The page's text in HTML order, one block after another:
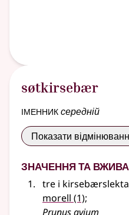
søtkirsebær
іменниксередній
Показати
Значення та
tre i
morell (1);
Prunus avium